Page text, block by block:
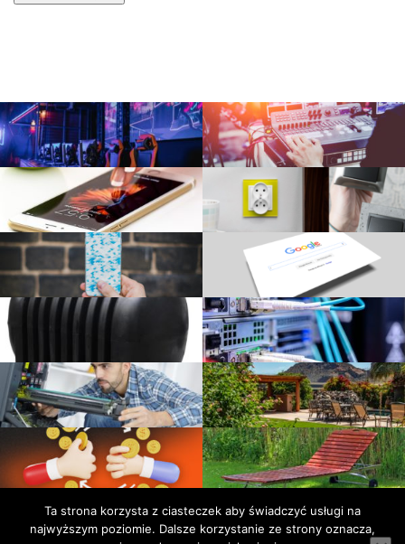
Facebook
Polityka
Kontakt
Polski.Fitness
Noweczasy.com.pl
Pozyczaj.net
Turystycznie.com.pl
Ta strona korzysta z ciasteczek aby świadczyć usługi na
najwyższym poziomie. Dalsze korzystanie ze strony oznacza,